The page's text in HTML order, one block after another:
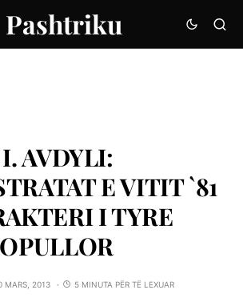
Pashtriku
AVDYLI:
E VITIT `81
I TYRE
MARS, 2013
5 MINUTA PËR TË LEXUAR